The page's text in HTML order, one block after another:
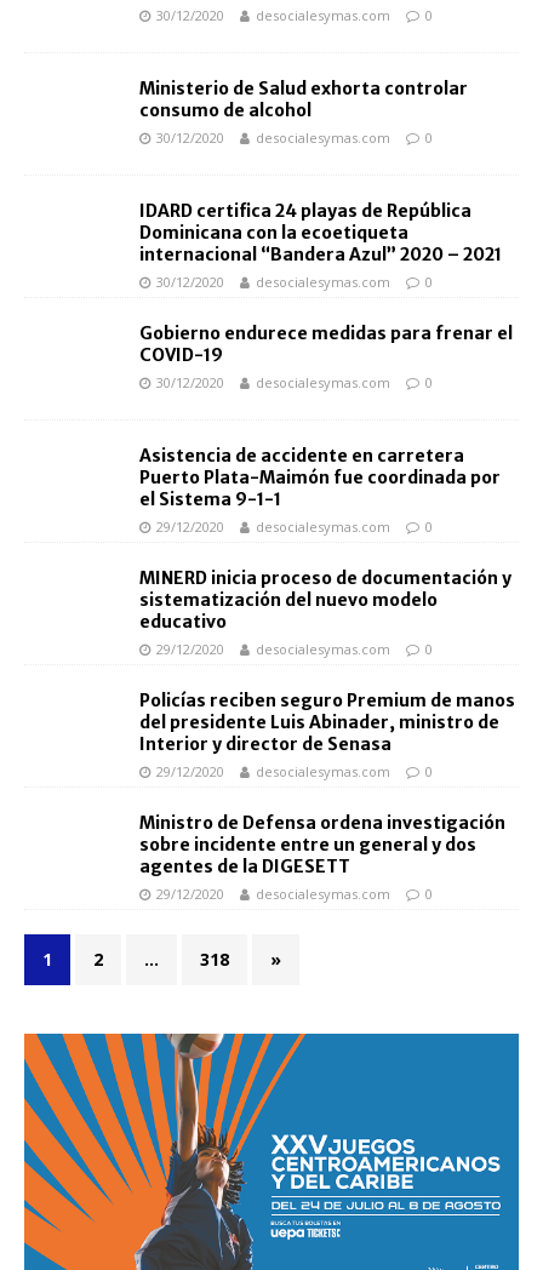
30/12/2020 desocialesymas.com 0
Ministerio de Salud exhorta controlar
consumo de alcohol
30/12/2020 desocialesymas.com 0
IDARD certifica 24 playas de República
Dominicana con la ecoetiqueta
internacional “Bandera Azul” 2020 – 2021
30/12/2020 desocialesymas.com 0
Gobierno endurece medidas para frenar el
COVID-19
30/12/2020 desocialesymas.com 0
Asistencia de accidente en carretera
Puerto Plata-Maimón fue coordinada por
el Sistema 9-1-1
29/12/2020 desocialesymas.com 0
MINERD inicia proceso de documentación y
sistematización del nuevo modelo
educativo
29/12/2020 desocialesymas.com 0
Policías reciben seguro Premium de manos
del presidente Luis Abinader, ministro de
Interior y director de Senasa
29/12/2020 desocialesymas.com 0
Ministro de Defensa ordena investigación
sobre incidente entre un general y dos
agentes de la DIGESETT
29/12/2020 desocialesymas.com 0
1 2 … 318 »